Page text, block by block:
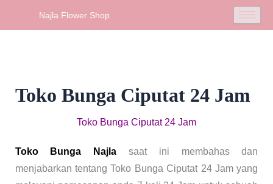
Najla Flower Shop
Toko Bunga Ciputat 24 Jam
Toko Bunga Ciputat 24 Jam
Toko Bunga Najla saat ini membahas dan
menjabarkan tentang Toko Bunga Ciputat 24 Jam yang